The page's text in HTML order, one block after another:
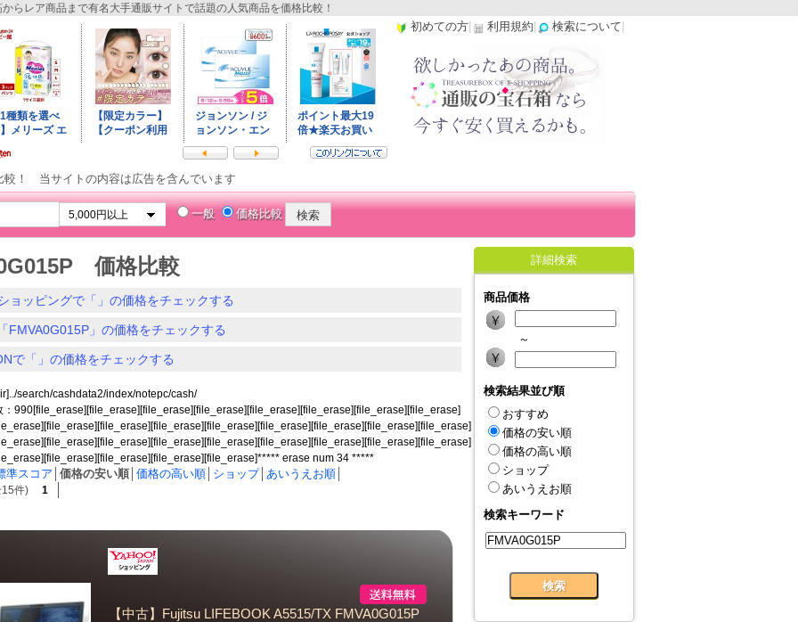
らレア商品まで有名大手通販サイトで話題の人気商品を価格比較！
初めての方 利用規約 検索について
較！ 当サイトの内容は広告を含んでいます
一般 価格比較
価格比較
ョッピングで「」の価格をチェックする
FMVA0G015P」の価格をチェックする
で「」の価格をチェックする
search/cashdata2/index/notepc/cash/
：990[file_erase][file_erase][file_erase][file_erase][file_erase][file_erase][file_erase][file_erase]
erase num 34 *****
準スコア 価格の安い順 価格の高い順 ショップ│ あいうえお順
件) 1
【中古】Fujitsu LIFEBOOK A5515/TX FMVA0G015P
詳細検索
商品価格
～
検索結果並び順
おすすめ
価格の安い順
価格の高い順
ショップ
あいうえお順
検索キーワード